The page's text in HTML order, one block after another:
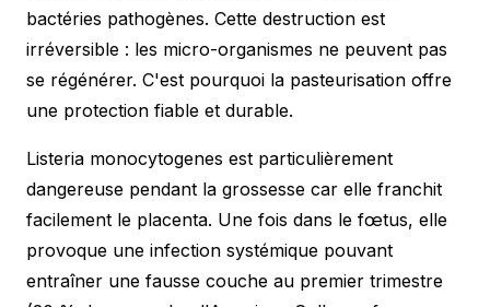
bactéries pathogènes. Cette destruction est
irréversible : les micro-organismes ne peuvent pas
se régénérer. C'est pourquoi la pasteurisation offre
une protection fiable et durable.
Listeria monocytogenes est particulièrement
dangereuse pendant la grossesse car elle franchit
facilement le placenta. Une fois dans le fœtus, elle
provoque une infection systémique pouvant
entraîner une fausse couche au premier trimestre